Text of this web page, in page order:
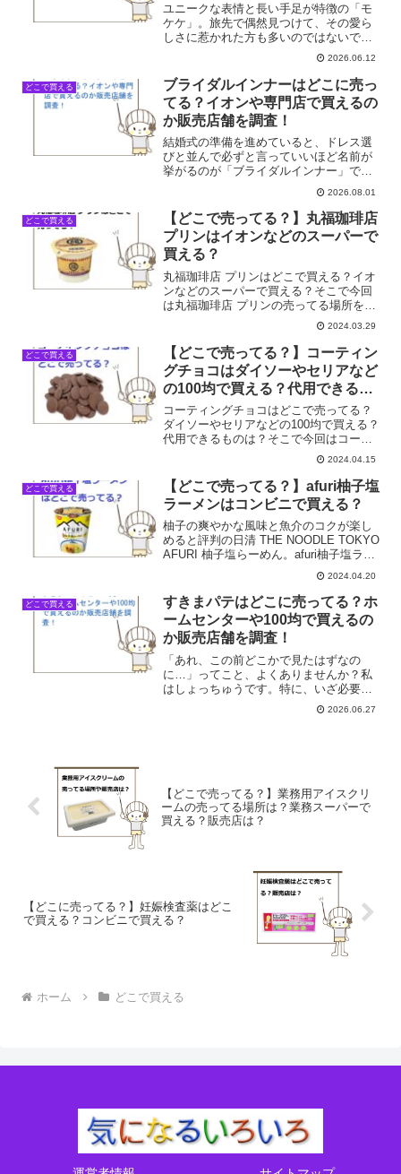
ユニークな表情と長い手足が特徴の「モ
ケケ」。旅先で偶然見つけて、その愛ら
しさに惹かれた方も多いのではないでし
ょうか。地域ごとに異なるご当地モケケ
は、集める楽しさもあって、ついつい次
の出会いを期待してしまいますね。カバ
ンにぶら下げたり、お部屋...
2026.06.12
どこで買える
ブライダルインナーはどこに売っ
てる？イオンや専門店で買えるの
か販売店舗を調査！
結婚式の準備を進めていると、ドレス選
びと並んで必ずと言っていいほど名前が
挙がるのが「ブライダルインナー」です
よね。いざ探そうと思っても、普段お店
で見かけるランジェリーとは少し勝手が
違うので、どこに行けばいいのか迷って
しまいませんか？私も最初...
2026.08.01
どこで買える
【どこで売ってる？】丸福珈琲店
プリンはイオンなどのスーパーで
買える？
丸福珈琲店 プリンはどこで買える？イオ
ンなどのスーパーで買える？そこで今回
は丸福珈琲店 プリンの売ってる場所を調
2024.03.29
どこで買える
【どこで売ってる？】コーティン
グチョコはダイソーやセリアなど
の100均で買える？代用できるも
のは？
コーティングチョコはどこで売ってる？
ダイソーやセリアなどの100均で買える？
代用できるものは？そこで今回はコーテ
ィングチョコの売ってる場所を調べてみ
2024.04.15
どこで買える
【どこで売ってる？】afuri柚子塩
ラーメンはコンビニで買える？
柚子の爽やかな風味と魚介のコクが楽し
めると評判の日清 THE NOODLE TOKYO
AFURI 柚子塩らーめん。afuri柚子塩ラー
メンはどこで売ってる？コンビニで買え
る？そこで今回はafuri柚子塩ラーメンの
売ってる場所を調べてみまし...
2024.04.20
どこで買える
すきまパテはどこに売ってる？ホ
ームセンターや100均で買えるの
か販売店舗を調査！
「あれ、この前どこかで見たはずなの
に…」ってこと、よくありませんか？私
はしょっちゅうです。特に、いざ必要に
なった時に限って、どこで手に入るのか
思い出せないんですよね。最近だと、エ
2026.06.27
【どこで売ってる？】業務用アイスクリ
ームの売ってる場所は？業務スーパーで
買える？販売店は？
【どこに売ってる？】妊娠検査薬はどこ
で買える？コンビニで買える？
ホーム どこで買える